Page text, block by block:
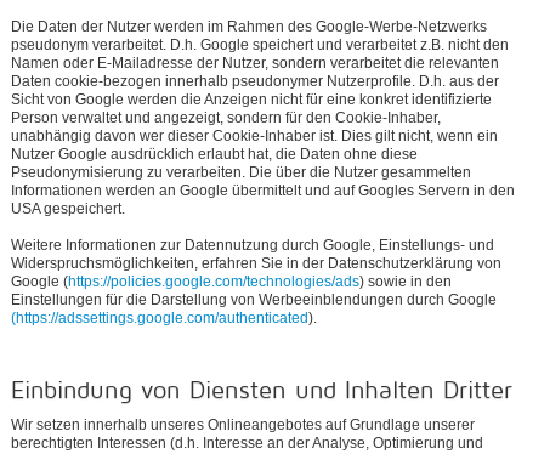
Die Daten der Nutzer werden im Rahmen des Google-Werbe-Netzwerks
pseudonym verarbeitet. D.h. Google speichert und verarbeitet z.B. nicht den
Namen oder E-Mailadresse der Nutzer, sondern verarbeitet die relevanten
Daten cookie-bezogen innerhalb pseudonymer Nutzerprofile. D.h. aus der
Sicht von Google werden die Anzeigen nicht für eine konkret identifizierte
Person verwaltet und angezeigt, sondern für den Cookie-Inhaber,
unabhängig davon wer dieser Cookie-Inhaber ist. Dies gilt nicht, wenn ein
Nutzer Google ausdrücklich erlaubt hat, die Daten ohne diese
Pseudonymisierung zu verarbeiten. Die über die Nutzer gesammelten
Informationen werden an Google übermittelt und auf Googles Servern in den
USA gespeichert.
Weitere Informationen zur Datennutzung durch Google, Einstellungs- und
Widerspruchsmöglichkeiten, erfahren Sie in der Datenschutzerklärung von
Google (https://policies.google.com/technologies/ads) sowie in den
Einstellungen für die Darstellung von Werbeeinblendungen durch Google
(https://adssettings.google.com/authenticated).
Einbindung von Diensten und Inhalten Dritter
Wir setzen innerhalb unseres Onlineangebotes auf Grundlage unserer
berechtigten Interessen (d.h. Interesse an der Analyse, Optimierung und